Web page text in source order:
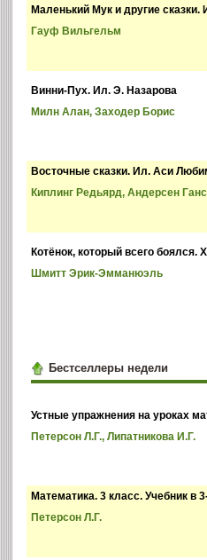
Маленький Мук и другие
Гауф Вильгельм
Винни-Пух. Ил. Э. Назарова
Милн Алан, Заходер Борис
Восточные сказки. Ил. Аси
Киплинг Редьярд, Андерсен
Котёнок, который всего
Шмитт Эрик-Эмманюэль
Бестселлеры недели
Устные упражнения на уроках
Петерсон Л.Г., Липатникова И.Г.
Математика. 3 класс. Учебник в
Петерсон Л.Г.